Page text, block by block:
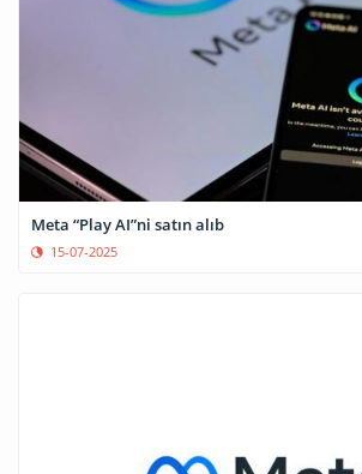
Meta “Play AI”ni satın alıb
15-07-2025